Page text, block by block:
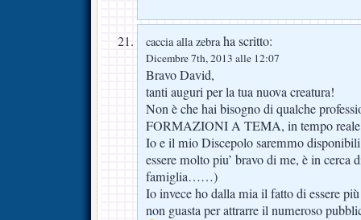
caccia alla zebraha scritto:
Dicembre 7th, 2013 alle 12:07
Bravo David,
tanti auguri per la tua nuova creatura!
Non è che hai bisogno di qualche
FORMAZIONI A TEMA, in tempo
Io e il mio Discepolo saremmo
essere molto piu’ bravo di me, è in cerca
famiglia……)
Io invece ho dalla mia il fatto di essere
non guasta per attrarre il numeroso